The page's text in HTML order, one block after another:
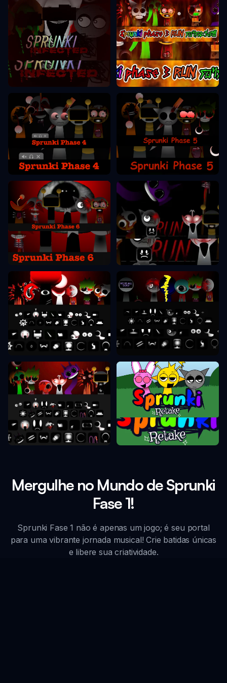
Fase Sprunki 2
Fase Sprunki 3
Fase Sprunki 4 Fase Sprunki 5
Fase Sprunki 6
Fase Sprunki 7
Fase Sprunki 8 Fase Sprunki 9
Fase Sprunki 10 Reprise Sprunki
Mergulhe no Mundo de Sprunki
Fase 1!
Sprunki Fase 1 não é apenas um jogo; é seu portal
para uma vibrante jornada musical! Crie batidas únicas
e libere sua criatividade.